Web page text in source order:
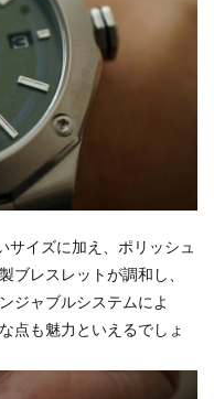
サイズに加え、ポリッシュ
ブレスレットが調和し、
ジャブルシステムによ
点も魅力といえるでしょ